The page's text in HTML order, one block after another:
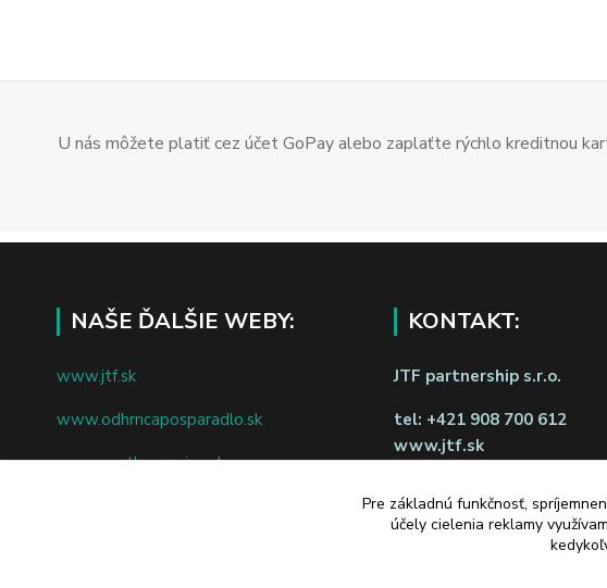
U nás môžete platiť cez účet GoPay alebo zaplaťte rýchlo kreditnou
NAŠE ĎALŠIE WEBY:
www.jtf.sk
www.odhrncaposparadlo.sk
www.vsetkoprevino.sk
KONTAKT:
JTF partnership s.r.o.
tel: +421 908 700 612
www.jtf.sk
Odstúpiť od zmluvy tu
Pre základnú funkčnosť,
účely cielenia reklamy